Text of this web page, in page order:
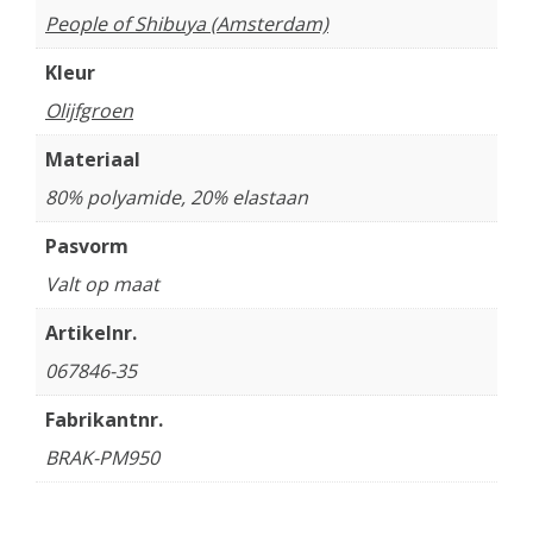
People of Shibuya (Amsterdam)
Kleur
Olijfgroen
Materiaal
80% polyamide, 20% elastaan
Pasvorm
Valt op maat
Artikelnr.
067846-35
Fabrikantnr.
BRAK-PM950